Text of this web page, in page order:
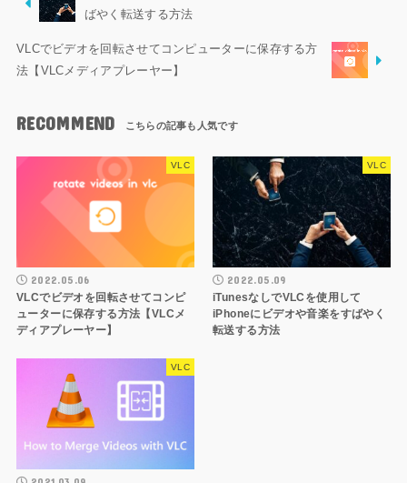
ばやく転送する方法
VLCでビデオを回転させてコンピューターに保存する方
法【VLCメディアプレーヤー】
RECOMMEND
VLC
2022.05.06
VLCでビデオを回転させてコンピ
ューターに保存する方法【VLCメ
ディアプレーヤー】
VLC
2022.05.09
iTunesなしでVLCを使用して
iPhoneにビデオや音楽をすばやく
転送する方法
VLC